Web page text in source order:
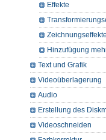
Effekte
Zeichnungseffekte
Hinzufügung
Text und Grafik
Videoüberlagerung
Audio
Erstellung des
Videoschneiden